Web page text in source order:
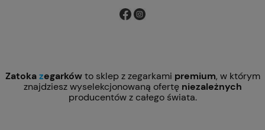
Zatokazegarkówto sklep z zegarkami premium, w którym
znajdziesz wyselekcjonowaną ofertę niezależnych
producentów z całego świata.